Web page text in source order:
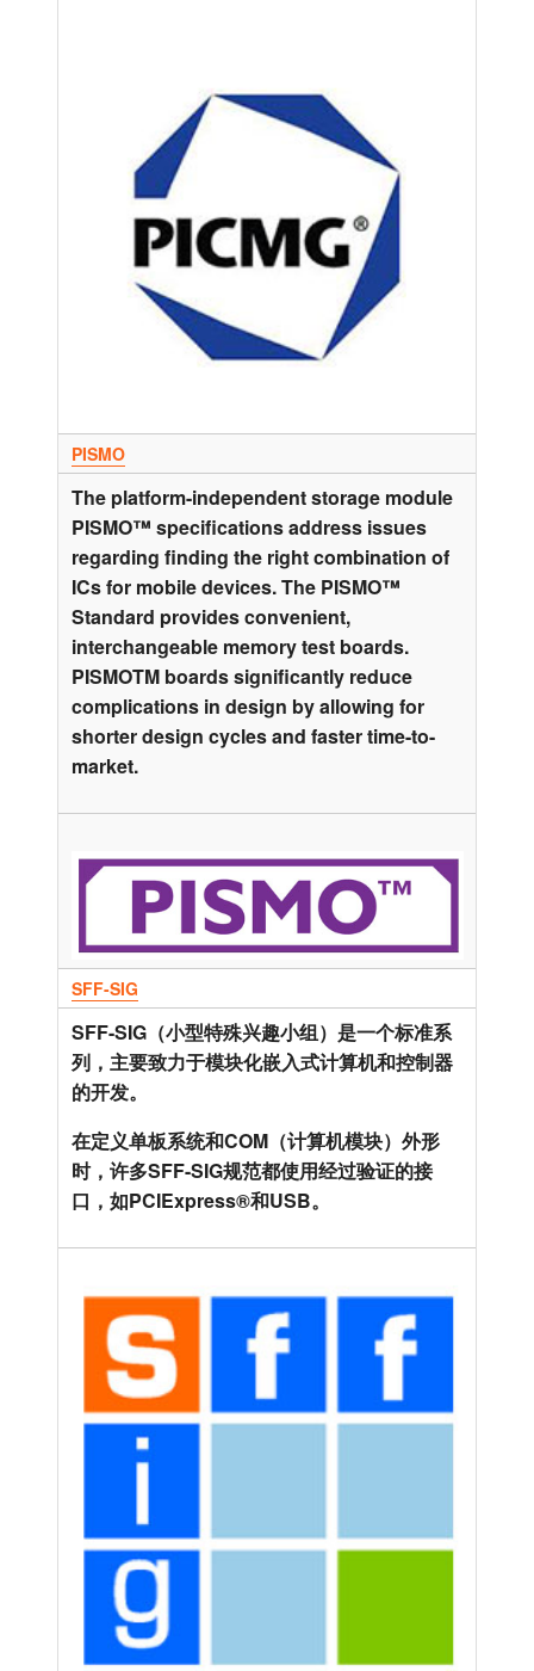
PISMO
The platform-independent storage module
PISMO™ specifications address issues
regarding finding the right combination of
ICs for mobile devices. The PISMO™
Standard provides convenient,
interchangeable memory test boards.
PISMOTM boards significantly reduce
complications in design by allowing for
shorter design cycles and faster time-to-
market.
SFF-SIG
SFF-SIG（小型特殊兴趣小组）是一个标准系
列，主要致力于模块化嵌入式计算机和控制器
的开发。
在定义单板系统和COM（计算机模块）外形
时，许多SFF-SIG规范都使用经过验证的接
口，如PCIExpress®和USB。